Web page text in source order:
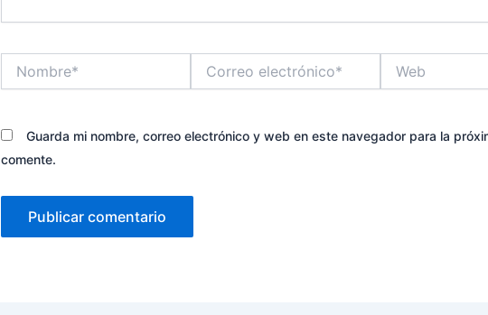
electrónico*
Guarda mi nombre, correo electrónico y web en este navegador para la
comente.